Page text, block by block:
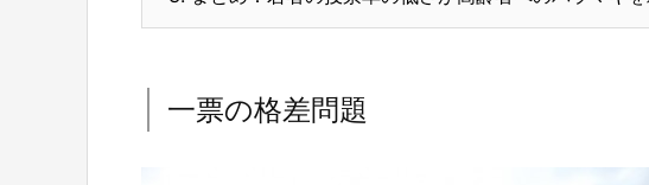
一票の格差問題